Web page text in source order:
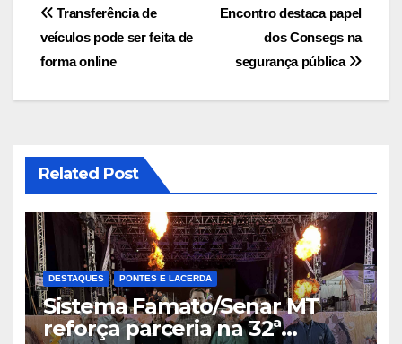
Navegação
de
Post
Encontro destaca papel
dos Consegs na
segurança pública
Transferência de
veículos pode ser feita de
forma online
Related Post
DESTAQUES PONTES E LACERDA
Sistema Famato/Senar MT
reforça parceria na 32ª